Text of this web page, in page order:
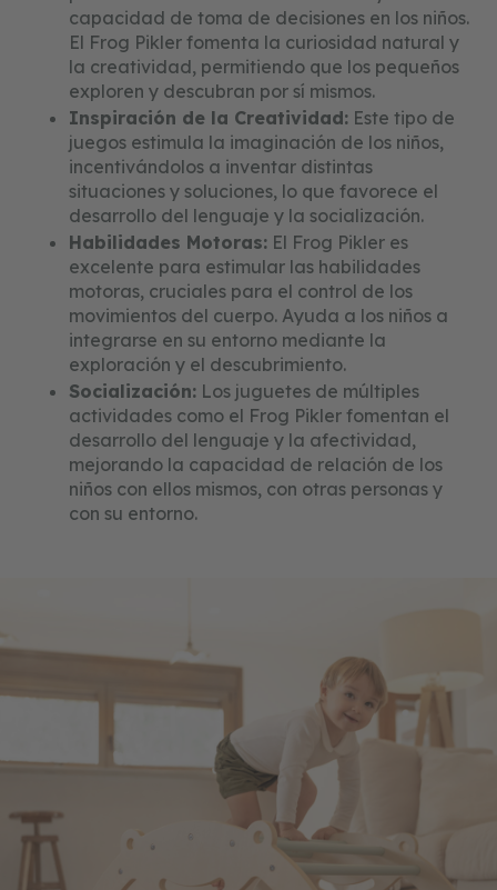
capacidad de toma de decisiones en los niños.
El Frog Pikler fomenta la curiosidad natural y
la creatividad, permitiendo que los pequeños
exploren y descubran por sí mismos.
Inspiración de la Creatividad: Este tipo de
juegos estimula la imaginación de los niños,
incentivándolos a inventar distintas
situaciones y soluciones, lo que favorece el
desarrollo del lenguaje y la socialización.
Habilidades Motoras: El Frog Pikler es
excelente para estimular las habilidades
motoras, cruciales para el control de los
movimientos del cuerpo. Ayuda a los niños a
integrarse en su entorno mediante la
exploración y el descubrimiento.
Socialización: Los juguetes de múltiples
actividades como el Frog Pikler fomentan el
desarrollo del lenguaje y la afectividad,
mejorando la capacidad de relación de los
niños con ellos mismos, con otras personas y
con su entorno.